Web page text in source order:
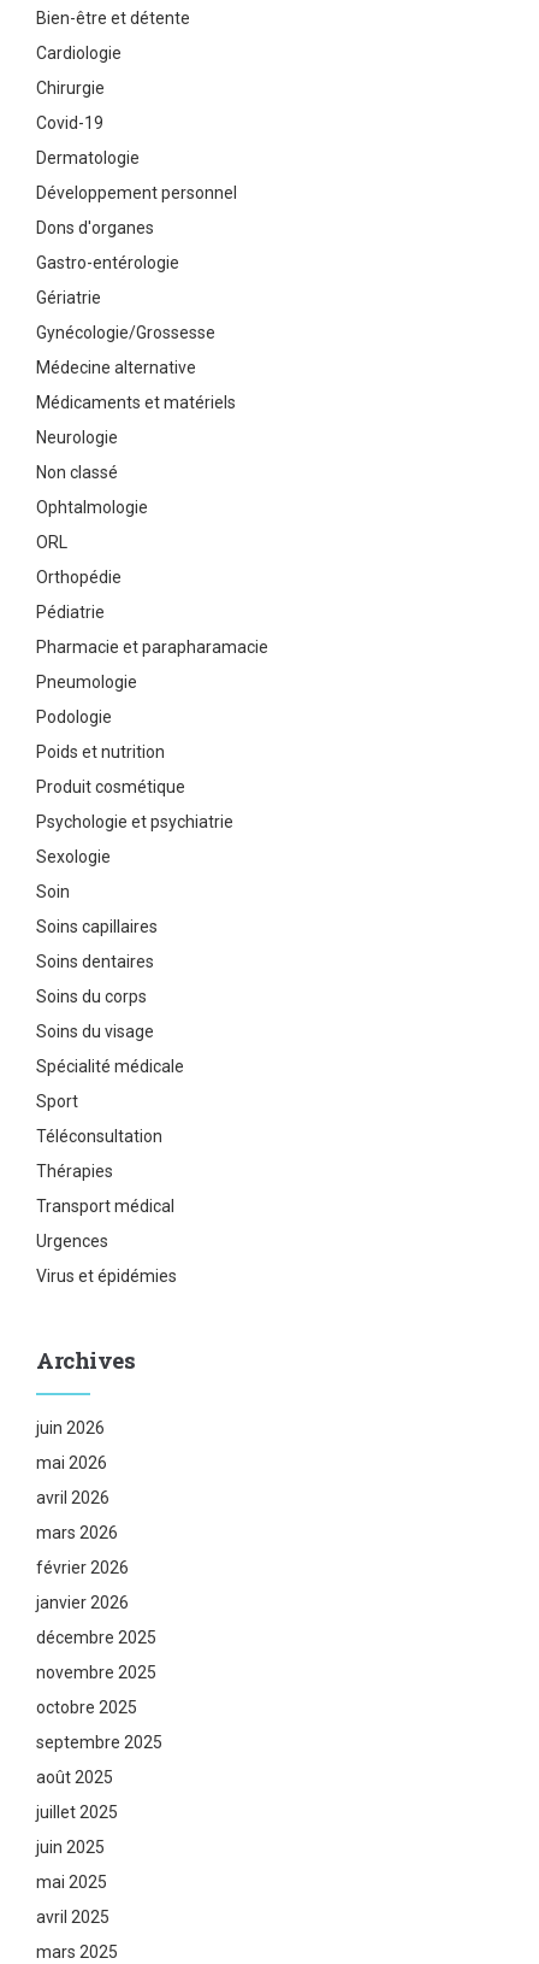
Bien-être et détente
Cardiologie
Chirurgie
Covid-19
Dermatologie
Développement personnel
Dons d'organes
Gastro-entérologie
Gériatrie
Gynécologie/Grossesse
Médecine alternative
Médicaments et matériels
Neurologie
Non classé
Ophtalmologie
ORL
Orthopédie
Pédiatrie
Pharmacie et parapharamacie
Pneumologie
Podologie
Poids et nutrition
Produit cosmétique
Psychologie et psychiatrie
Sexologie
Soin
Soins capillaires
Soins dentaires
Soins du corps
Soins du visage
Spécialité médicale
Sport
Téléconsultation
Thérapies
Transport médical
Urgences
Virus et épidémies
Archives
juin 2026
mai 2026
avril 2026
mars 2026
février 2026
janvier 2026
décembre 2025
novembre 2025
octobre 2025
septembre 2025
août 2025
juillet 2025
juin 2025
mai 2025
avril 2025
mars 2025